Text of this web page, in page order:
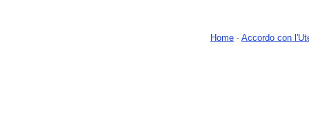
Home - Accordo con